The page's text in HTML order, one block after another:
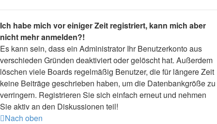
Ich habe mich vor einiger Zeit registriert, kann mich aber
nicht mehr anmelden?!
Es kann sein, dass ein Administrator Ihr Benutzerkonto aus
verschieden Gründen deaktiviert oder gelöscht hat. Außerdem
löschen viele Boards regelmäßig Benutzer, die für längere Zeit
keine Beiträge geschrieben haben, um die Datenbankgröße zu
verringern. Registrieren Sie sich einfach erneut und nehmen
Sie aktiv an den Diskussionen teil!
Nach oben